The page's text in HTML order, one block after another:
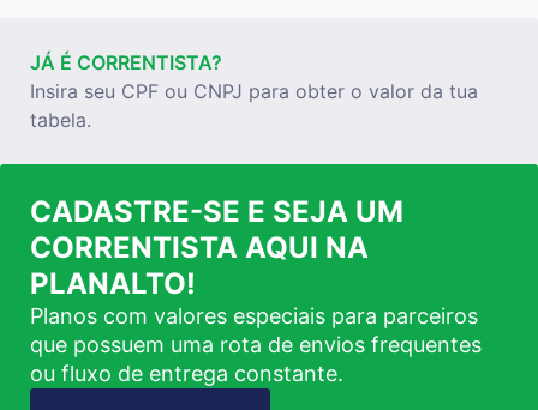
JÁ É CORRENTISTA?
Insira seu CPF ou CNPJ para obter o valor da tua
tabela.
CADASTRE-SE E SEJA UM
CORRENTISTA AQUI NA
PLANALTO!
Planos com valores especiais para parceiros
que possuem uma rota de envios frequentes
ou fluxo de entrega constante.